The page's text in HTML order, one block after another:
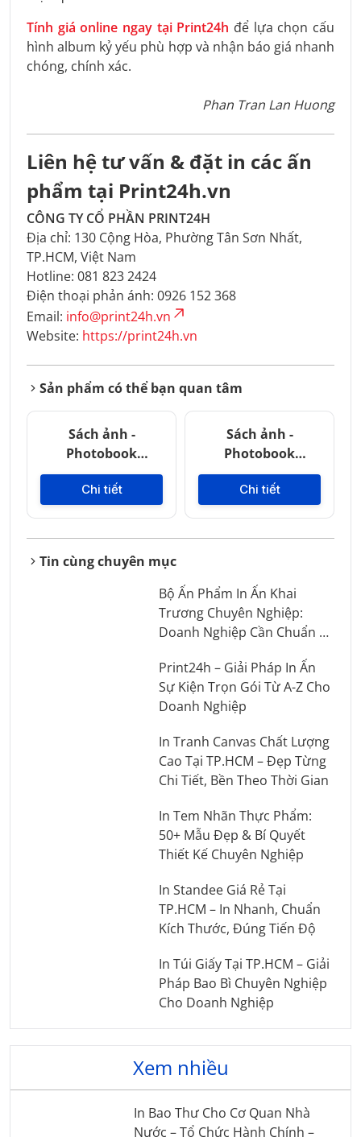
Tính giá online ngay tại Print24h để lựa chọn cấu
hình album kỷ yếu phù hợp và nhận báo giá nhanh
chóng, chính xác.
Phan Tran Lan Huong
Liên hệ tư vấn & đặt in các ấn
phẩm tại Print24h.vn
CÔNG TY CỔ PHẦN PRINT24H
Địa chỉ: 130 Cộng Hòa, Phường Tân Sơn Nhất,
TP.HCM, Việt Nam
Hotline: 081 823 2424
Điện thoại phản ánh: 0926 152 368
Email: info@print24h.vn
Website: https://print24h.vn
Sản phẩm có thể bạn quan tâm
Sách ảnh -
Photobook
20x20cm
Chi tiết
Sách ảnh -
Photobook
20x30cm
Chi tiết
Tin cùng chuyên mục
Bộ Ấn Phẩm In Ấn Khai
Trương Chuyên Nghiệp:
Doanh Nghiệp Cần Chuẩn Bị
Print24h – Giải Pháp In Ấn
Sự Kiện Trọn Gói Từ A-Z Cho
Doanh Nghiệp
In Tranh Canvas Chất Lượng
Cao Tại TP.HCM – Đẹp Từng
Chi Tiết, Bền Theo Thời Gian
In Tem Nhãn Thực Phẩm:
50+ Mẫu Đẹp & Bí Quyết
Thiết Kế Chuyên Nghiệp
In Standee Giá Rẻ Tại
TP.HCM – In Nhanh, Chuẩn
Kích Thước, Đúng Tiến Độ
In Túi Giấy Tại TP.HCM – Giải
Pháp Bao Bì Chuyên Nghiệp
Cho Doanh Nghiệp
Xem nhiều
In Bao Thư Cho Cơ Quan Nhà
Nước – Tổ Chức Hành Chính –